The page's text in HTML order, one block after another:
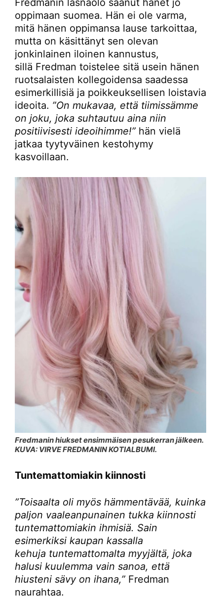
oppimaan suomea. Hän ei ole varma,
mitä hänen oppimansa lause tarkoittaa,
mutta on käsittänyt sen olevan
jonkinlainen iloinen kannustus,
sillä Fredman toistelee sitä usein hänen
ruotsalaisten kollegoidensa saadessa
esimerkillisiä ja poikkeuksellisen loistavia
ideoita. ”On mukavaa, että tiimissämme
on joku, joka suhtautuu aina niin
positiivisesti ideoihimme!” hän vielä
jatkaa tyytyväinen kestohymy
kasvoillaan.
Fredmanin hiukset ensimmäisen pesukerran jälkeen.
KUVA: VIRVE FREDMANIN KOTIALBUMI.
Tuntemattomiakin kiinnosti
”Toisaalta oli myös hämmentävää, kuinka
paljon vaaleanpunainen tukka kiinnosti
tuntemattomiakin ihmisiä. Sain
esimerkiksi kaupan kassalla
kehuja tuntemattomalta myyjältä, joka
halusi kuulemma vain sanoa, että
hiusteni sävy on ihana,” Fredman
naurahtaa.